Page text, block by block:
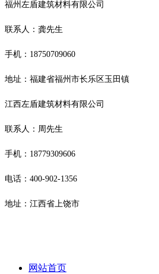
福州左盾建筑材料有限公司
联系人：龚先生
手机：18750709060
地址：福建省福州市长乐区玉田镇
江西左盾建筑材料有限公司
联系人：周先生
手机：18779309606
电话：400-902-1356
地址：江西省上饶市
网站首页